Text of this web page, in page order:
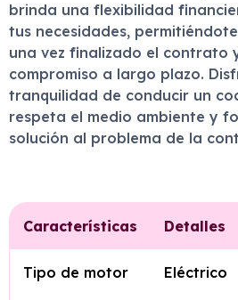
brinda una flexibilidad
tus necesidades,
una vez finalizado el contrato
compromiso a largo plazo.
tranquilidad de conducir un
respeta el medio ambiente y
solución al problema de la
Características Detalles
Tipo de motor Eléctrico